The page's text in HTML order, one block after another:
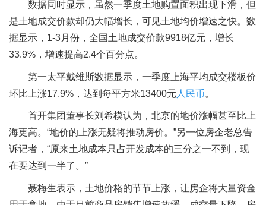
数据同时显示，虽然一季度土地购置面积出现下滑，但
是土地成交价款却仍大幅增长，可见土地均价增速之快。数
据显示，1-3月份，全国土地成交价款9918亿元，增长
33.9%，增速提高2.4个百分点。
第一太平戴维斯数据显示，一季度上海平均成交楼板价
环比上涨17.9%，达到每平方米13400元 人民币。
首开集团董事长刘希模认为，北京的地价涨幅甚至比上
海更高。“地价的上涨无疑将推动房价。”另一位房企老总告
诉记者，“原来土地成本只占开发成本的三分之一不到，现
在要达到一半了。”
聂梅生表示，土地价格的节节上涨，让房企将大量资金